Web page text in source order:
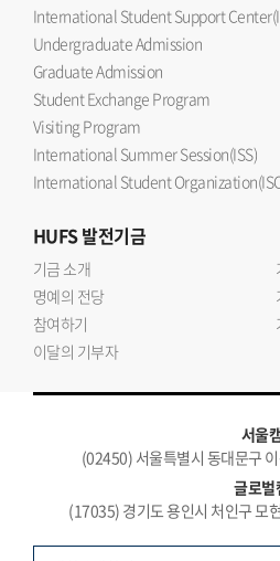
International Student Support
Undergraduate Admission
Graduate Admission
Student Exchange Program
Visiting Program
International Summer Session(ISS)
International Student
HUFS발전기금
기금 소개
명예의 전당
참여하기
이달의 기부자
서울
(02450) 서울특별시 동대문구
글로벌
(17035) 경기도 용인시 처인구